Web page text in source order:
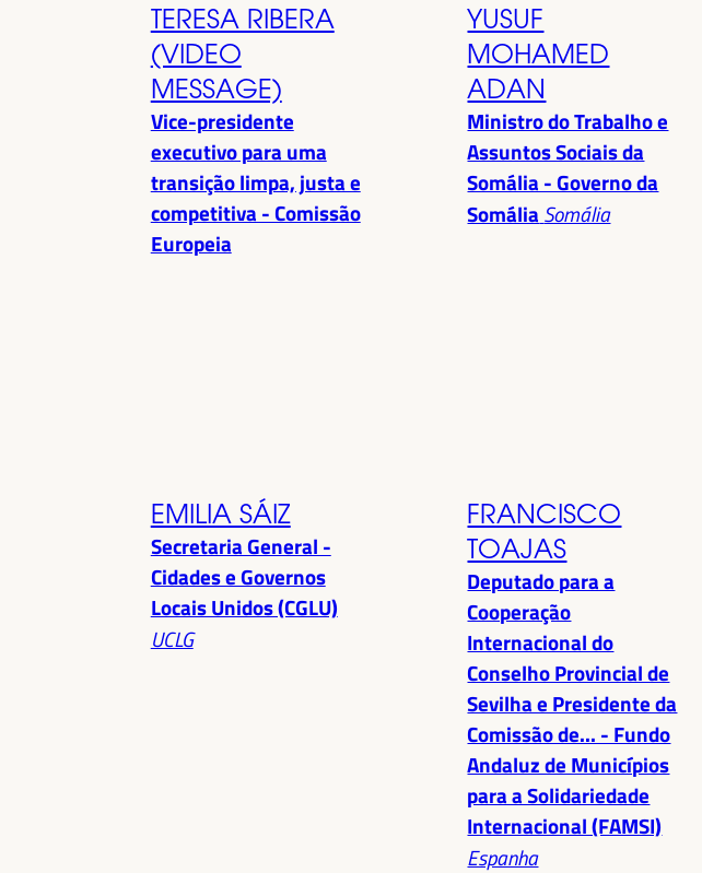
TERESA RIBERA
(VIDEO
MESSAGE)
Vice-presidente
executivo para uma
transição limpa, justa e
competitiva - Comissão
Europeia
YUSUF
MOHAMED
ADAN
Ministro do Trabalho e
Assuntos Sociais da
Somália - Governo da
Somália Somália
EMILIA SÁIZ
Secretaria General -
Cidades e Governos
Locais Unidos (CGLU)
UCLG
FRANCISCO
TOAJAS
Deputado para a
Cooperação
Internacional do
Conselho Provincial de
Sevilha e Presidente da
Comissão de... - Fundo
Andaluz de Municípios
para a Solidariedade
Internacional (FAMSI)
Espanha